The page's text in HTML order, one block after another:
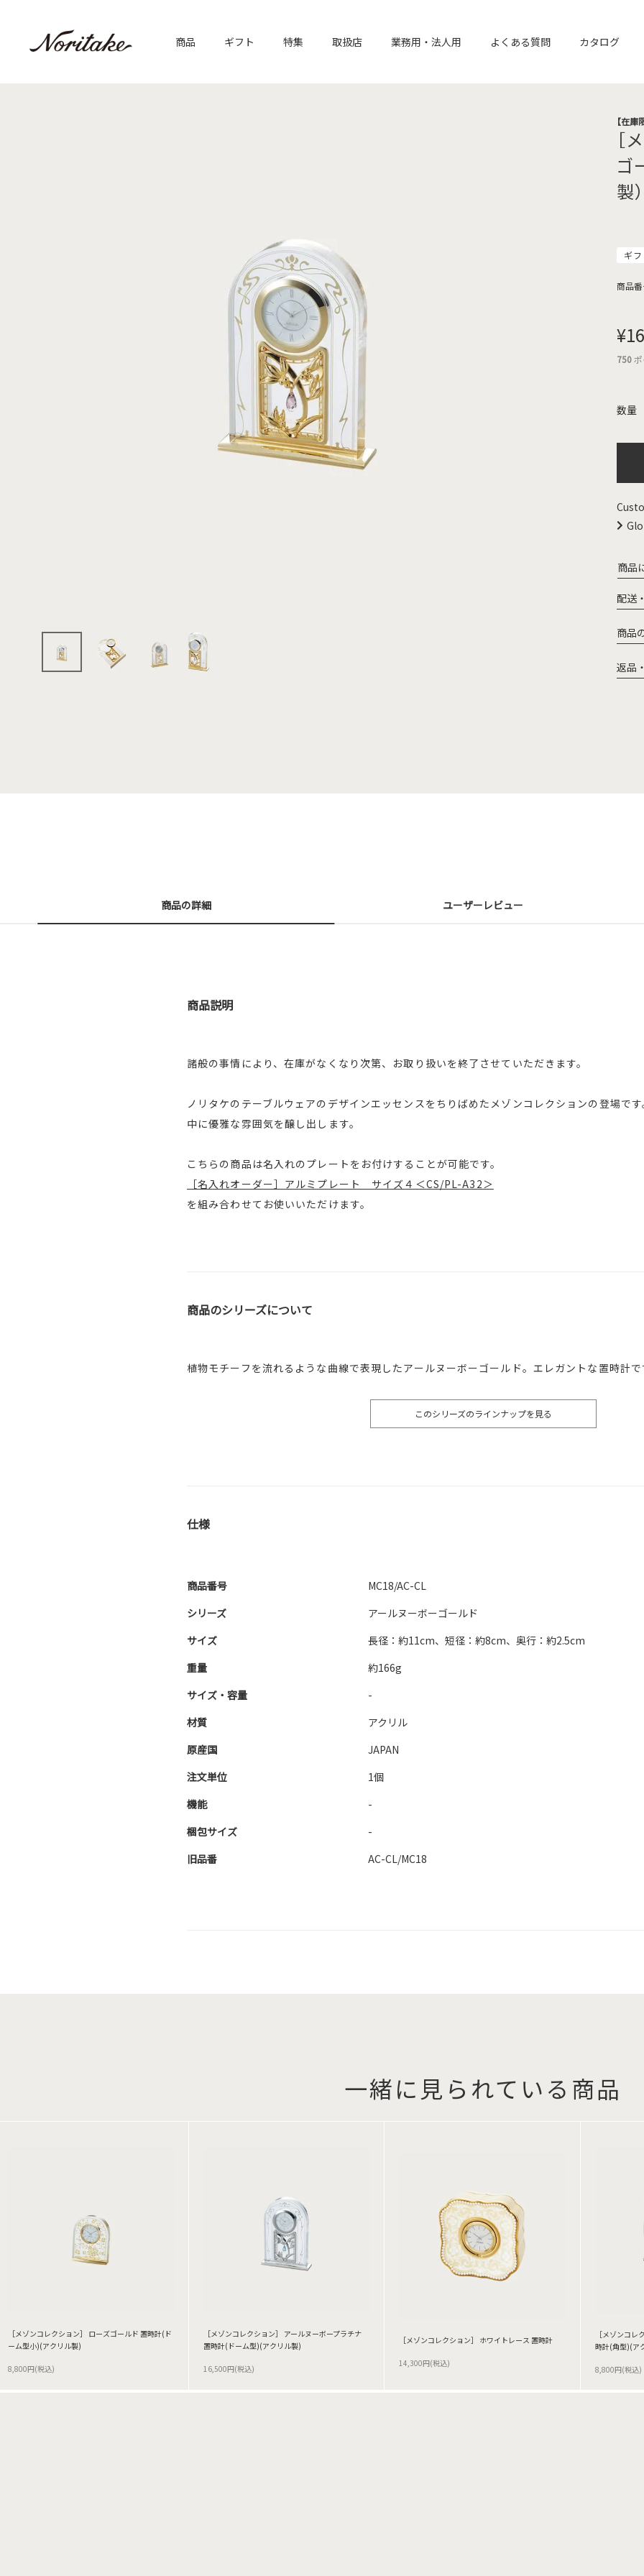
商品 ギフト 特集 取扱店 業務用・法人用 よくある質問 カタログ
【在庫
［
ゴ
製
ギ
商品
¥
750
商品
配送
商品
返品
商品の詳細 ユーザーレビュー
商品説明
諸般の事情により、在庫がなくなり次第、お取り扱いを終了させていただきます。
ノリタケのテーブルウェアのデザインエッセンスをちりばめたメゾンコレクションの登場で
中に優雅な雰囲気を醸し出します。
こちらの商品は名入れのプレートをお付けすることが可能です。
［名入れオーダー］アルミプレート サイズ４＜CS/PL-A32＞
を組み合わせてお使いいただけます。
商品のシリーズについて
植物モチーフを流れるような曲線で表現したアールヌーボーゴールド。エレガントな置時計で
このシリーズのラインナップを見る
仕様
商品番号
MC18/AC-CL
シリーズ
アールヌーボーゴールド
サイズ
長径：約11cm、短径：約8cm、奥行：約2.5cm
重量
約166g
サイズ・容量
-
材質
アクリル
原産国
JAPAN
注文単位
1個
機能
-
梱包サイズ
-
旧品番
AC-CL/MC18
一緒に見られている商品
［メゾンコレクション］ ローズゴールド 置時計(ド
ーム型小)(アクリル製)
8,800円(税込)
［メゾンコレクション］ アールヌーボープラチナ
置時計(ドーム型)(アクリル製)
16,500円(税込)
［メゾンコレクション］ ホワイトレース 置時計
14,300円(税込)
［メゾンコ
時計(角型)(ア
8,800円(税込)